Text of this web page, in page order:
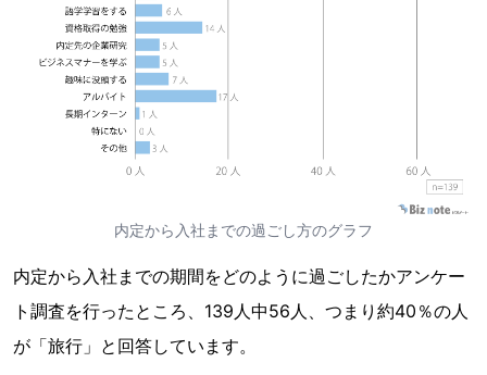
内定から入社までの過ごし方のグラフ
内定から入社までの期間をどのように過ごしたかアンケー
ト調査を行ったところ、139人中56人、つまり約40％の人
が「旅行」と回答しています。